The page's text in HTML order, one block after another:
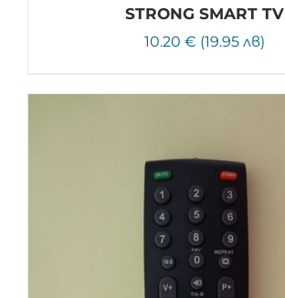
STRONG SMART TV
10.20 € (19.95 лв)